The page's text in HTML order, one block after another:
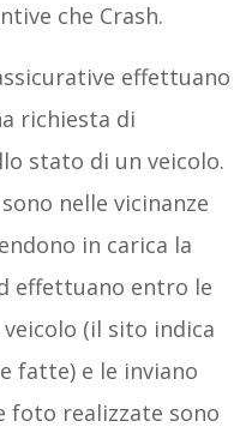
che Crash.
effettuano
richiesta di
stato di un veicolo.
nelle vicinanze
in carica la
effettuano entro le
(il sito indica
fatte) e le inviano
foto realizzate sono